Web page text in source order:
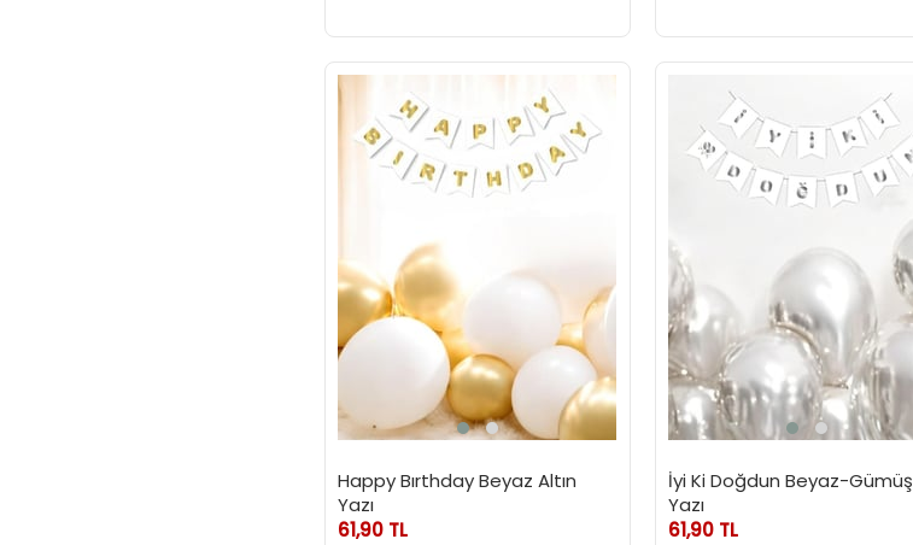
Happy Bırthday Beyaz Altın
Yazı
61,90 TL
İyi Ki Doğdun Beyaz-Gümüş
Yazı
61,90 TL